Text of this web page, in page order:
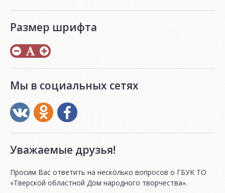
Размер шрифта
Мы в социальных сетях
Уважаемые друзья!
Просим Вас ответить на несколько вопросов о ГБУК ТО
«Тверской областной Дом народного творчества».